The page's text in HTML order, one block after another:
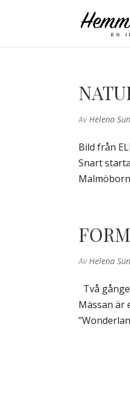
AvHelena
Bild från
Snart
AvHelena
Två
Mässan är